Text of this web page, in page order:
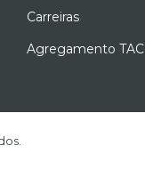
Carreiras
Agregamento TAC